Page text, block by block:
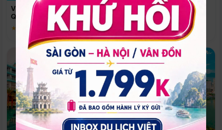
Vinpearl Resort & Spa Phu
Quoc
★ 5.0
Quoc
Phú Quốc
★ 5.0